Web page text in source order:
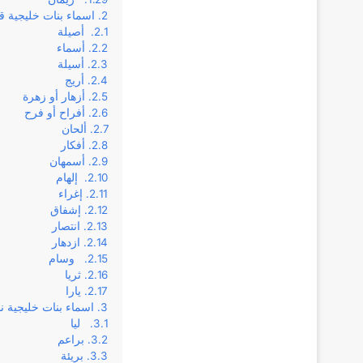
اسماء بنات خليجية
أصيلة
أسماء
أسيلة
أريج
أزهار أو زهرة
أفراح أو فرح
ألحان
أفكار
أسمهان
إلهام
إغراء
إشفاق
انتصار
ازدهار
وسام
ثريا
يارا
اسماء بنات خليجية
ليا
براعم
بريئة